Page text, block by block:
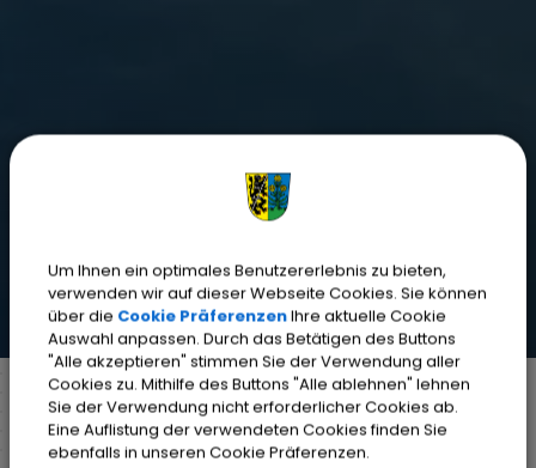
Markt Weisendorf
Bürgerinfo
Um Ihnen ein optimales Benutzererlebnis zu bieten,
verwenden wir auf dieser Webseite Cookies. Sie können
über die Cookie PräferenzenIhre aktuelle Cookie
Auswahl anpassen. Durch das Betätigen des Buttons
"Alle akzeptieren" stimmen Sie der Verwendung aller
Cookies zu. Mithilfe des Buttons "Alle ablehnen" lehnen
Sie der Verwendung nicht erforderlicher Cookies ab.
Eine Auflistung der verwendeten Cookies finden Sie
ebenfalls in unseren Cookie Präferenzen.